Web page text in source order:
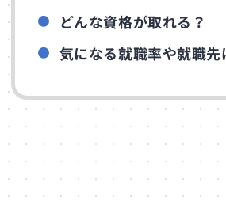
どんな資格が取れる？
気になる就職率や就職先